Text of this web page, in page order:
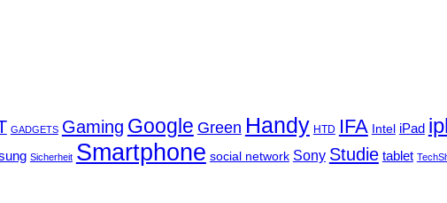
GADGETS Gaming Google Green Handy HTD IFA Intel iPad
Sicherheit Smartphone social network Sony Studie tablet